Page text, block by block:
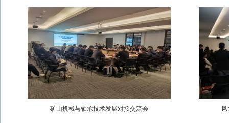
矿山机械与轴承技术发展对接交流会